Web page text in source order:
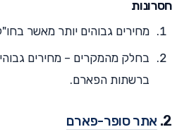
חסרונות
מחירים גבוהים יותר מאשר
בחלק מהמקרים – מחירים
ברשתות הפארם.
2. אתר סופר-פארם